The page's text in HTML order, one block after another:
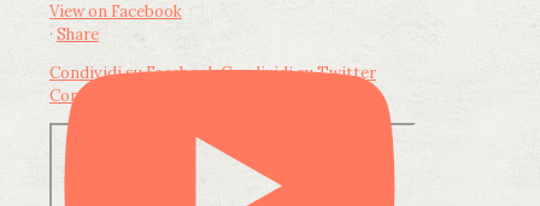
View on Facebook
· Share
Condividi su FacebookCondividi su Twitter
Condividi su LinkedIn